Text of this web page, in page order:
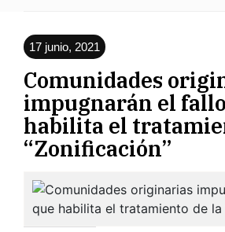
17 junio, 2021
Comunidades
impugnarán el
habilita el
“Zonificación”